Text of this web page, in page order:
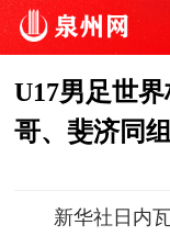
U17男足世
哥、斐济同组
新华社日内